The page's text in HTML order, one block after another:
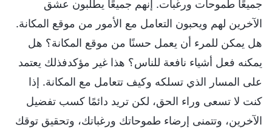
جميعًا طموحات ورغبات. إنهم جميعًا يطلبون عشق
الآخرين لهم ويحبون التعامل مع الأمور من موقع المكانة.
هل يمكن للمرء أن يعمل حسنًا من موقع المكانة؟ هل
يمكنه فعل أشياء نافعة للناس؟ هذا غير مؤكدفذلك يعتمد
على المسار الذي تسلكه وكيف تتعامل مع المكانة. إذا
كنت لا تسعى وراء الحق، لكن تريد دائمًا كسب تفضيل
الآخرين، وتتمنى إرضاء طموحاتك ورغباتك، وتحقيق توقك